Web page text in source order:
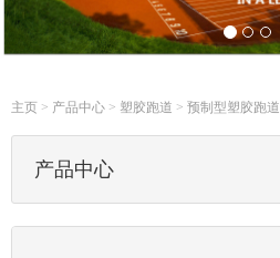
主页 > 产品中心 > 塑胶跑道 > 预制型塑胶跑道
产品中心